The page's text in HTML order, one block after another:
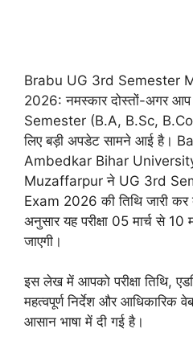
Brabu UG 3rd Semester
2026: नमस्कार दोस्तों-अगर
Semester (B.A, B.Sc,
लिए बड़ी अपडेट सामने आई है।
Ambedkar Bihar
Muzaffarpur ने UG 3rd
Exam 2026 की तिथि जारी कर
अनुसार यह परीक्षा 05 मार्च से
जाएगी।
इस लेख में आपको परीक्षा तिथि,
महत्वपूर्ण निर्देश और आधिकारिक
आसान भाषा में दी गई है।